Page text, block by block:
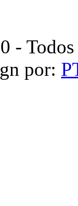
-
por: